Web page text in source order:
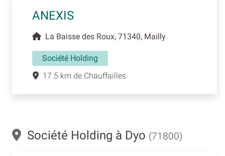
ANEXIS
La Baisse des Roux, 71340, Mailly
Société Holding
17.5 km de Chauffailles
Société Holding à Dyo (71800)